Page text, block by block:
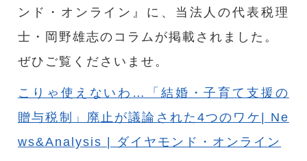
ンド・オンライン』に、当法人の代表税理
士・岡野雄志のコラムが掲載されました。
ぜひご覧くださいませ。
こりゃ使えないわ…「結婚・子育て支援の
贈与税制」廃止が議論された4つのワケ| Ne
ws&Analysis | ダイヤモンド・オンライン